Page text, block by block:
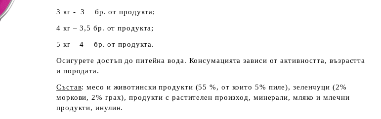
3 кг - 3 бр. от продукта;
4 кг – 3,5 бр. от продукта;
5 кг – 4 бр. от продукта.
Осигурете достъп до питейна вода. Консумацията зависи от активността, възрастта
и породата.
Състав: месо и животински продукти (55 %, от които 5% пиле), зеленчуци (2%
моркови, 2% грах), продукти с растителен произход, минерали, мляко и млечни
продукти, инулин.